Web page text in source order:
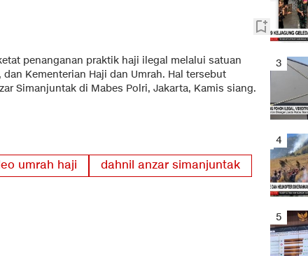
penanganan praktik haji ilegal melalui satuan
Kementerian Haji dan Umrah. Hal tersebut
Simanjuntak di Mabes Polri, Jakarta, Kamis siang.
umrah haji dahnil anzar simanjuntak
3
4
5